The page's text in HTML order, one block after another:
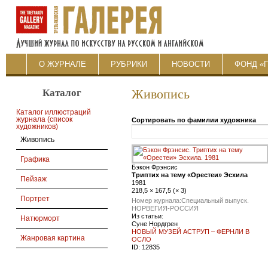
О ЖУРНАЛЕ РУБРИКИ НОВОСТИ ФОНД
Каталог
Каталог иллюстраций
журнала (список
художников)
Живопись
Графика
Пейзаж
Портрет
Натюрморт
Жанровая картина
Живопись
Сортировать по фамилии художника
Бэкон Фрэнсис
Триптих на тему «Орестеи» Эсхила
1981
218,5 × 167,5 (× 3)
Номер журнала:Специальный выпуск.
НОРВЕГИЯ-РОССИЯ
Из статьи:
Суне Нордгрен
НОВЫЙ МУЗЕЙ АСТРУП – ФЕРНЛИ В
ОСЛО
ID: 12835